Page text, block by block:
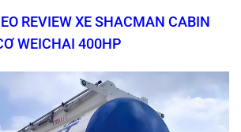
REVIEW XE SHACMAN CABIN
WEICHAI 400HP